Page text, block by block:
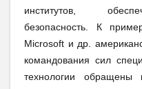
институтов,
безопасность. К
Microsoft и др.
командования сил
технологии обращены